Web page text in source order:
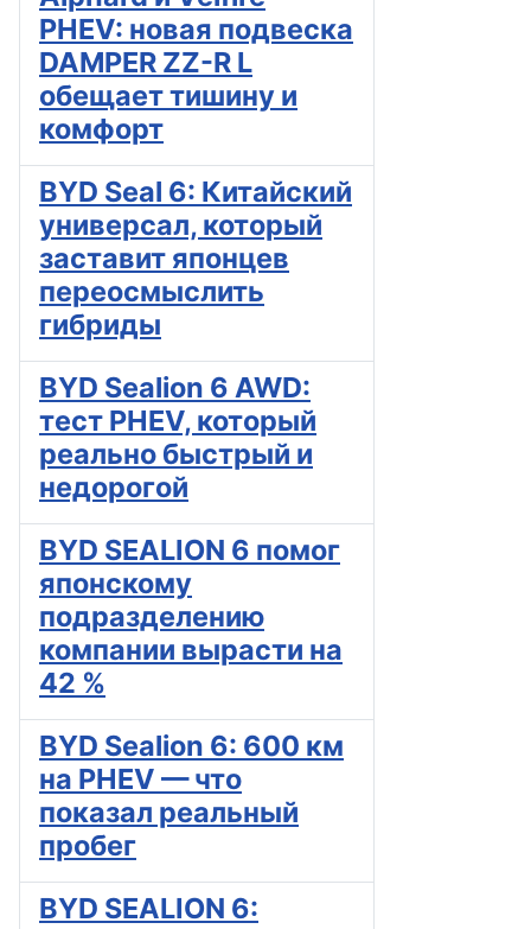
PHEV: новая подвеска
DAMPER ZZ-R L
обещает тишину и
комфорт
BYD Seal 6: Китайский
универсал, который
заставит японцев
переосмыслить
гибриды
BYD Sealion 6 AWD:
тест PHEV, который
реально быстрый и
недорогой
BYD SEALION 6 помог
японскому
подразделению
компании вырасти на
42 %
BYD Sealion 6: 600 км
на PHEV — что
показал реальный
пробег
BYD SEALION 6: